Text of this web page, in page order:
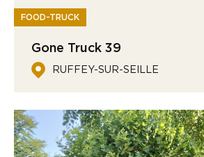
FOOD-TRUCK
Gone Truck 39
RUFFEY-SUR-SEILLE